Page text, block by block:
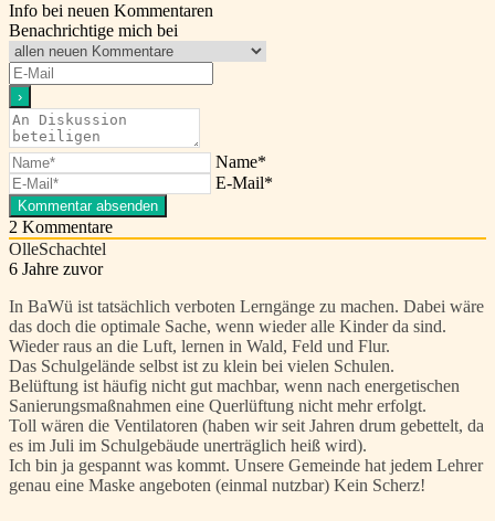
Info bei neuen Kommentaren
Benachrichtige mich bei
Name*
E-Mail*
2 Kommentare
OlleSchachtel
6 Jahre zuvor
In BaWü ist tatsächlich verboten Lerngänge zu machen. Dabei wäre
das doch die optimale Sache, wenn wieder alle Kinder da sind.
Wieder raus an die Luft, lernen in Wald, Feld und Flur.
Das Schulgelände selbst ist zu klein bei vielen Schulen.
Belüftung ist häufig nicht gut machbar, wenn nach energetischen
Sanierungsmaßnahmen eine Querlüftung nicht mehr erfolgt.
Toll wären die Ventilatoren (haben wir seit Jahren drum gebettelt, da
es im Juli im Schulgebäude unerträglich heiß wird).
Ich bin ja gespannt was kommt. Unsere Gemeinde hat jedem Lehrer
genau eine Maske angeboten (einmal nutzbar) Kein Scherz!